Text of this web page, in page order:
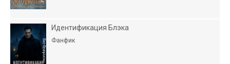
Идентификация Блэка
Фанфик